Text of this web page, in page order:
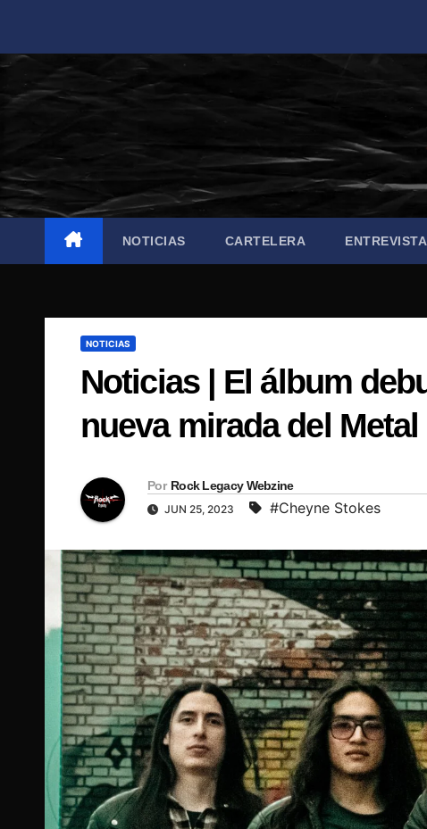
contenido
NOTICIAS CARTELERA
NOTICIAS
Noticias | El álbum
nueva mirada del
Por Rock Legacy Webzine
JUN 25, 2023 #Cheyne Stokes